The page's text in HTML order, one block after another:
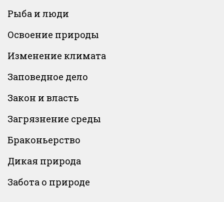
Рыба и люди
Освоение природы
Изменение климата
Заповедное дело
Закон и власть
Загрязнение среды
Браконьерство
Дикая природа
Забота о природе